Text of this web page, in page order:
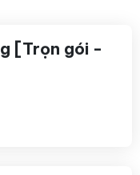
[Trọn gói -